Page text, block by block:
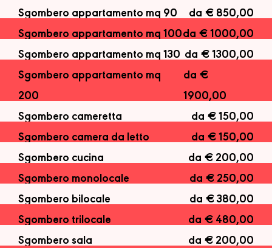
Sgombero appartamento mq 90
da € 850,00
Sgombero appartamento mq 100da € 1000,00
Sgombero appartamento mq 130 da € 1300,00
Sgombero appartamento mq
200
da €
1900,00
Sgombero cameretta
da € 150,00
Sgombero camera da letto
da € 150,00
Sgombero cucina
da € 200,00
Sgombero monolocale
da € 250,00
Sgombero bilocale
da € 380,00
Sgombero trilocale
da € 480,00
Sgombero sala
da € 200,00